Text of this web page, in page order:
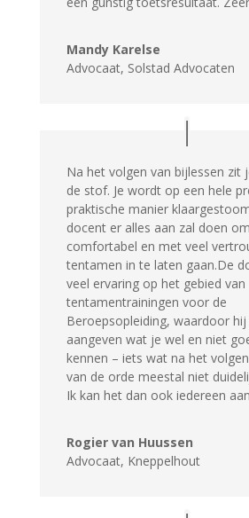
Mandy Karelse
Advocaat, Solstad Advocaten
Na het volgen van bijlessen zit
de stof. Je wordt op een hele
praktische manier
docent er alles aan zal doen
comfortabel en met veel
tentamen in te laten gaan.De
veel ervaring op het gebied van
tentamentrainingen voor de
Beroepsopleiding, waardoor hij
aangeven wat je wel en niet
kennen – iets wat na het
van de orde meestal niet
Ik kan het dan ook iedereen
Rogier van Huussen
Advocaat, Kneppelhout